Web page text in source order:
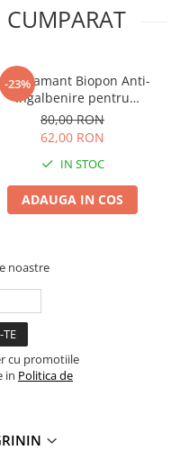
-23%
Biopon Anti-
Ingalbenire pentru
Conifere, 3kg, acopera 120
mp
80,00 RON
62,00 RON
IN STOC
ADAUGA IN COS
noastre
cu promotiile
in Politica de